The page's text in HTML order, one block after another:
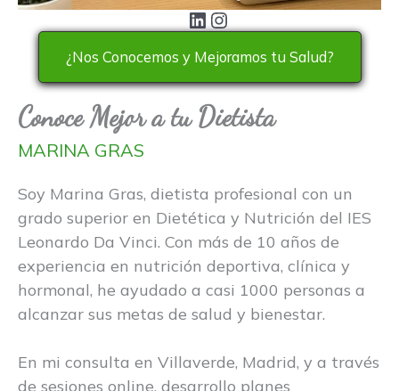
LinkedIn
Instagram
¿Nos Conocemos y Mejoramos tu Salud?
Conoce Mejor a tu Dietista
MARINA GRAS
Soy Marina Gras, dietista profesional con un
grado superior en Dietética y Nutrición del IES
Leonardo Da Vinci. Con más de 10 años de
experiencia en nutrición deportiva, clínica y
hormonal, he ayudado a casi 1000 personas a
alcanzar sus metas de salud y bienestar.
En mi consulta en Villaverde, Madrid, y a través
de sesiones online, desarrollo planes